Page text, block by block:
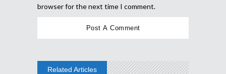
browser for the next time I comment.
Related Articles